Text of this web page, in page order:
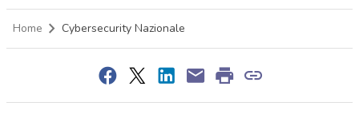
Home Cybersecurity Nazionale